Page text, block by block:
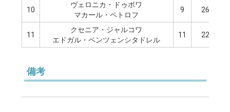
10
ヴェロニカ・ドゥボワ
マカール・ペトロフ
9 26.72
11
クセニア・ジャルコワ
エドガル・ペンツェンシタドレル
11 22.45
備考